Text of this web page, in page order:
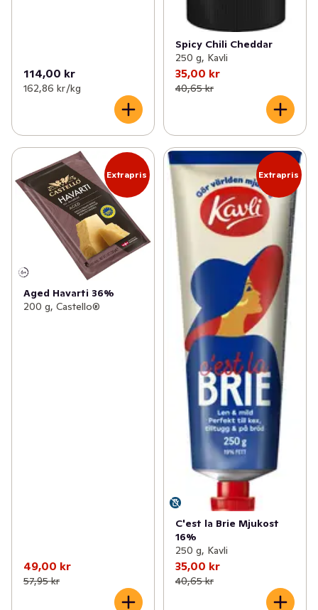
114,00 kr
162,86 kr /kg
Spicy Chili Cheddar
250 g, Kavli
35,00 kr
40,65 kr
Extrapris
Aged Havarti 36%
200 g, Castello®
49,00 kr
57,95 kr
Extrapris
C'est la Brie Mjukost
16%
250 g, Kavli
35,00 kr
40,65 kr